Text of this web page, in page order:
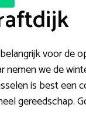
voor de
nemen we de
is best een
gereedschap.